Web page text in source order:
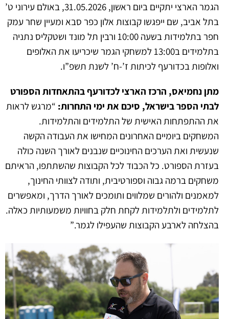
הגמר הארצי יתקיים ביום ראשון, 31.05.2026, באולם עירוני ט’
בתל אביב, שם ייפגשו קבוצות אלון כפר סבא ומעיין שחר עמק
חפר בתלמידות בשעה 10:00 ורבין תל מונד ושטקליס נתניה
בתלמידים ב13:00 למשחקי הגמר שיכריעו את האלופים
ואלופות בכדורעף לכיתות ז’-ח’ לשנת תשפ”ו.
מתן נחמיאס, הרכז הארצי לכדורעף בהתאחדות הספורט
לבתי הספר בישראל, סיכם את ימי התחרות: “מרגש לראות
את ההתפתחות האישית של התלמידים והתלמידות.
המשחקים ביומיים האחרונים המחישו את העבודה הקשה
שנעשית ואת הערכים החינוכיים שנבנים לאורך השנה כולה
בעזרת הספורט. כל הכבוד לכל הקבוצות שהשתתפו, הראיתם
משחקים ברמה גבוה וספורטיבית, ותודה לצוותי החינוך,
למאמנים ולהורים שמלווים ותומכים לאורך הדרך, ומאפשרים
לתלמידים ולתלמידות לקחת חלק בחוויות משמעותיות כאלה.
בהצלחה לארבע הקבוצות שהעפילו לגמר.”